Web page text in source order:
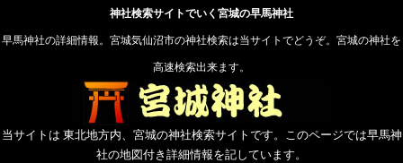
神社検索サイトでいく宮城の早馬神社
早馬神社の詳細情報。宮城気仙沼市の神社検索は当サイトでどうぞ。宮城の神社を
高速検索出来ます。
当サイトは 東北地方内、宮城の神社検索サイトです。このページでは早馬神
社の地図付き詳細情報を記しています。